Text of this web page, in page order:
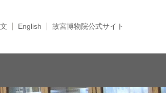
English 故宮博物院公式サイト